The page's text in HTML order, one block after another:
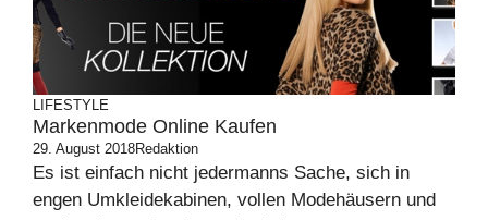
LIFESTYLE
Markenmode Online Kaufen
29. August 2018Redaktion
Es ist einfach nicht jedermanns Sache, sich in
engen Umkleidekabinen, vollen Modehäusern und